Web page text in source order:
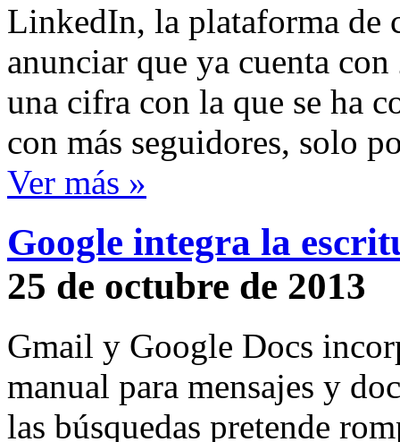
LinkedIn, la plataforma de
anunciar que ya cuenta
una cifra con la que se ha
con más seguidores, solo
Ver más »
Google integra la
25 de octubre de 2013
Gmail y Google Docs
manual para mensajes y
las búsquedas pretende